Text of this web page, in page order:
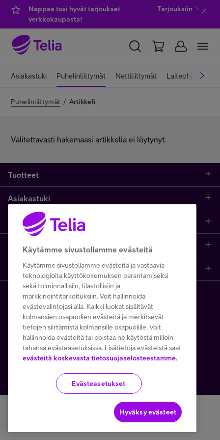
Nappaa tosi hyvät tarjoukset
verkkokaupasta!
Tarjouksiin
YKSITYISILLE YRITYKSILLE WHOLESALE
Asiakastuki
Minun Telia Yrityksille
Inspiroidu
EN SV
Asiakastuki Puhelinliittymät Nettiliittymät Laiteohjeet
Puhelinliittymät / Artikkeli
Valitettavasti hakemaasi artikkelia ei löytynyt.
Tuotteet
Kauppa
IT-palvelut
Yrittäjän palvelut
Julkishallinnolle
Wholesale
Business
5G yrityksille
Apple yrityksille
Asiakastuki
Etusivu
Yhteystiedot
Paikalliset yritysmyyjät
Viat ja häiriöt
Laskut ja maksaminen
Asiakkuuden hallinta
Opi ja inspiroidu
Kaikki sisällöt
Artikkelit
Referenssit
Asiakasvinkit
Webinaarit ja koulutukset
Lehdet ja oppaat
Telia
Telia
Telia Cygate
Telia Finland
Telia yrityksenä
Vastuullisuus
Turvaverkko
Avoimet työpaikat
Copyright Telia Company 2026
Kaikki hinnat ALV 0 %
Tietosuoja ja -turva Käyttöehdot Evästeiden käyttö
Käytämme sivustollamme evästeitä
Käytämme sivustollamme evästeitä ja vastaavia
teknologioita käyttökokemuksen parantamiseksi
sekä toiminnallisiin, tilastollisiin ja
markkinointitarkoituksiin. Voit hallinnoida
evästevalintojasi alla. Kaikki luokat sisältävät
kolmansien osapuolien evästeitä ja merkitsevät
tietojen siirtämistä kolmansille osapuolille. Voit
hallinnoida evästeitä tai poistaa ne käytöstä milloin
tahansa evästeasetuksissa. Lisätietoja evästeistä saat
evästeitä koskevasta tietosuojaselosteestamme.
Evästeasetukset
Hyväksy evästeet